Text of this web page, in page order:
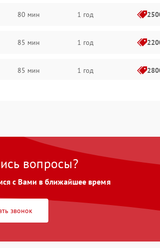
80 мин 1 год
85 мин 1 год
85 мин 1 год
вопросы?
с Вами в ближайшее время
звонок